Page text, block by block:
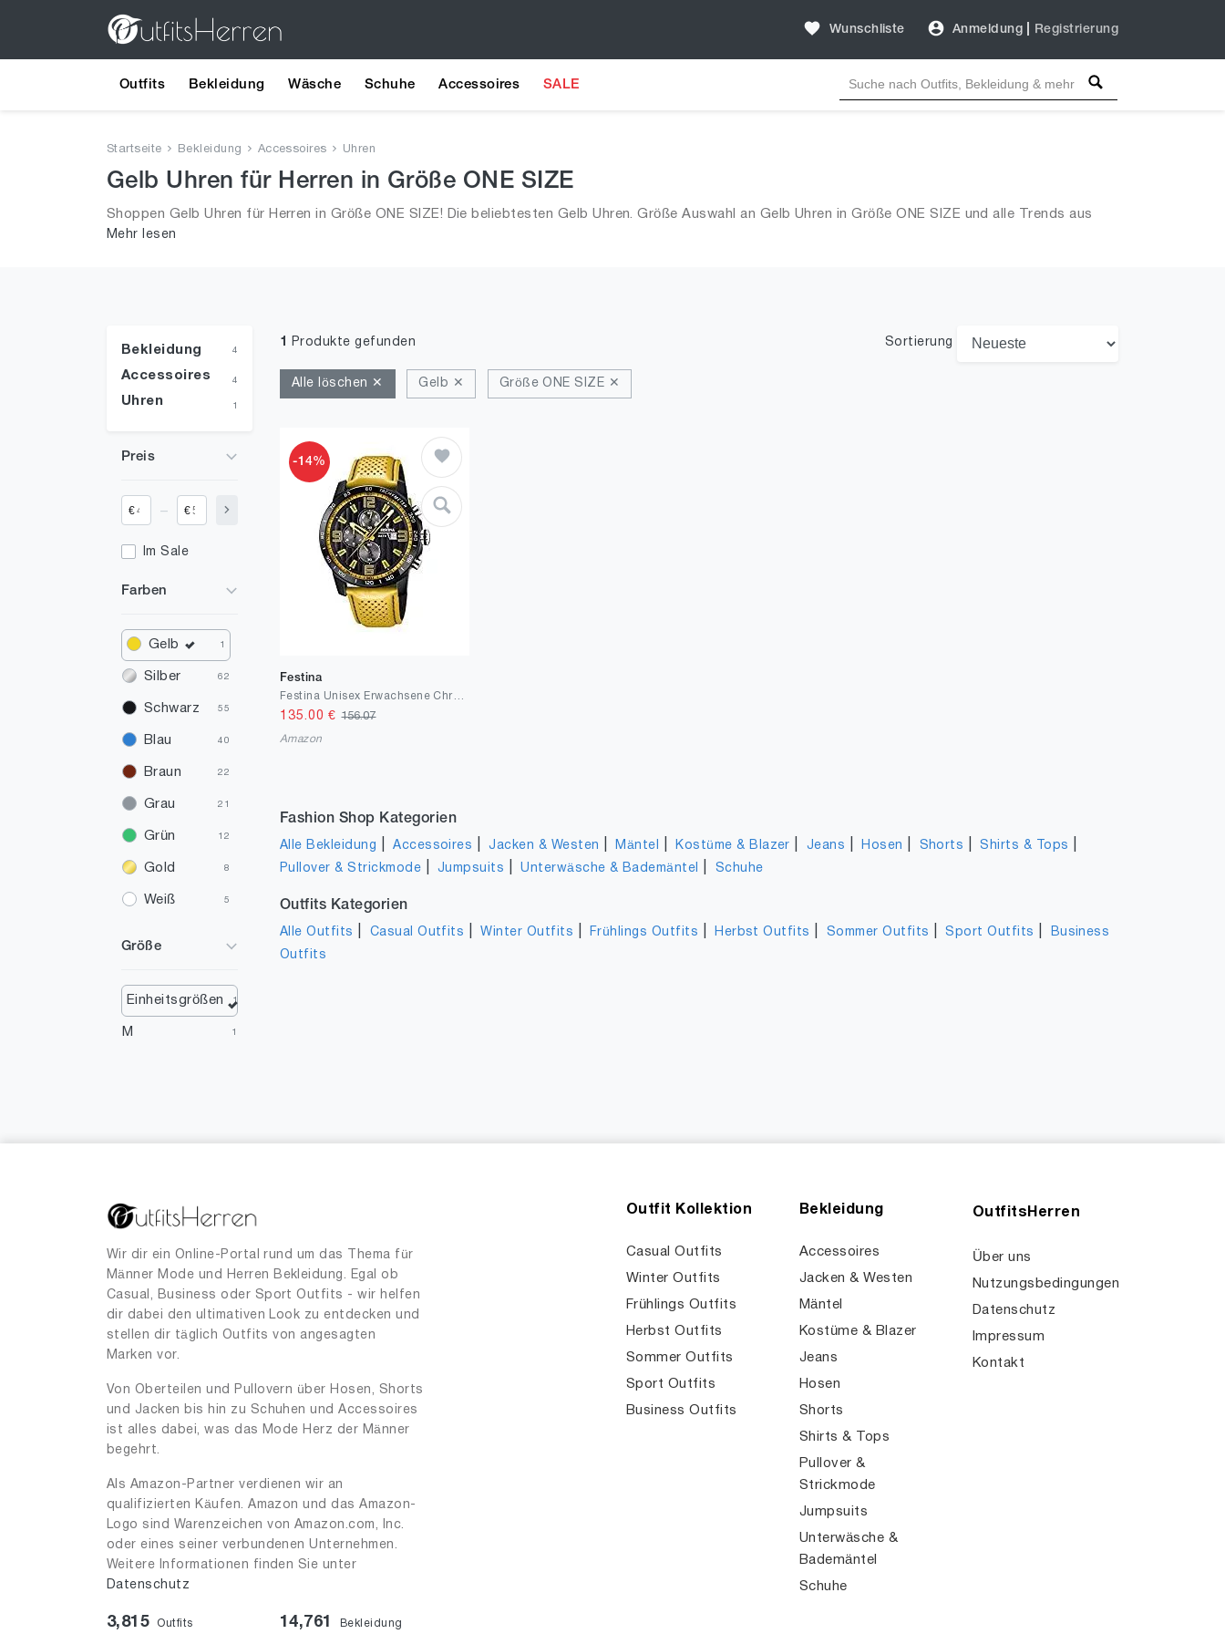
Wunschliste Anmeldung Registrierung
Outfits Bekleidung Wäsche Schuhe Accessoires SALE
Startseite Bekleidung Accessoires Uhren
Gelb Uhren für Herren in Größe ONE SIZE
Shoppen Gelb Uhren für Herren in Größe ONE SIZE! Die beliebtesten Gelb Uhren. Größe Auswahl an Gelb Uhren in Größe ONE SIZE und alle Trends aus
2026 für Männer!
Mehr lesen
Bekleidung 4
Accessoires 4
Uhren 1
Preis
€ €
Im Sale
Farben
Gelb 1
Silber 62
Schwarz 55
Blau 40
Braun 22
Grau 21
Grün 12
Gold 8
Weiß 5
Beige
Größe
Einheitsgrößen 1
M 1
1 Produkte gefunden Sortierung
Alle löschen ✕ Gelb ✕ Größe ONE SIZE ✕
-14%
Festina
Festina Unisex Erwachsene Chronograph Quarz Uhr mit Leder Armband F20339/3
135.00 €156.07
Amazon
Fashion Shop Kategorien
Alle Bekleidung |Accessoires |Jacken & Westen Mäntel Kostüme & Blazer Jeans Hosen Shorts |Shirts & Tops
Pullover & Strickmode |Jumpsuits |Unterwäsche & Bademäntel Schuhe
Outfits Kategorien
Alle Outfits Casual Outfits |Winter Outfits Frühlings Outfits Herbst Outfits Sommer Outfits |Sport Outfits
Business
Outfits
Wir dir ein Online-Portal rund um das Thema für
Männer Mode und Herren Bekleidung. Egal ob
Casual, Business oder Sport Outfits - wir helfen
dir dabei den ultimativen Look zu entdecken und
stellen dir täglich Outfits von angesagten
Marken vor.
Von Oberteilen und Pullovern über Hosen, Shorts
und Jacken bis hin zu Schuhen und Accessoires
ist alles dabei, was das Mode Herz der Männer
begehrt.
Als Amazon-Partner verdienen wir an
qualifizierten Käufen. Amazon und das Amazon-
Logo sind Warenzeichen von Amazon.com, Inc.
oder eines seiner verbundenen Unternehmen.
Weitere Informationen finden Sie unter
Datenschutz
3,815 Outfits 14,761 Bekleidung
Outfit Kollektion
Casual Outfits
Winter Outfits
Frühlings Outfits
Herbst Outfits
Sommer Outfits
Sport Outfits
Business Outfits
Bekleidung
Accessoires
Jacken & Westen
Mäntel
Kostüme & Blazer
Jeans
Hosen
Shorts
Shirts & Tops
Pullover &
Strickmode
Jumpsuits
Unterwäsche &
Bademäntel
Schuhe
OutfitsHerren
Über uns
Nutzungsbedingungen
Datenschutz
Impressum
Kontakt